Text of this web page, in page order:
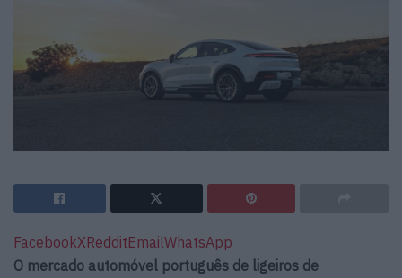
FacebookXRedditEmailWhatsApp
O mercado automóvel português de ligeiros de